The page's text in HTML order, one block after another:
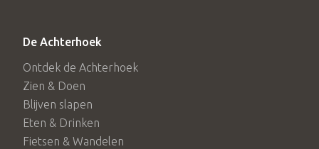
De Achterhoek
Ontdek de Achterhoek
Zien & Doen
Blijven slapen
Eten & Drinken
Fietsen & Wandelen